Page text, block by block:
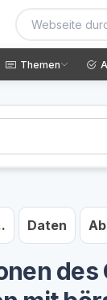
Themen
Daten